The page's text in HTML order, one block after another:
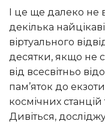
І це ще далеко не всі варіанти! Ми обрали лише
декілька
віртуального
десятки, якщо не
від всесвітньо
пам’яток до
космічних станцій
Дивіться,